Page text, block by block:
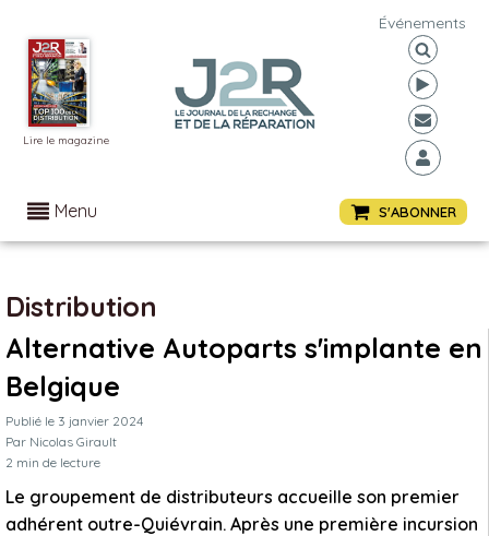
Lire le magazine
Événements
Menu S'ABONNER
Distribution
Alternative Autoparts s'implante en
Belgique
Publié le 3 janvier 2024
Par Nicolas Girault
2 min de lecture
Le groupement de distributeurs accueille son premier
adhérent outre-Quiévrain. Après une première incursion